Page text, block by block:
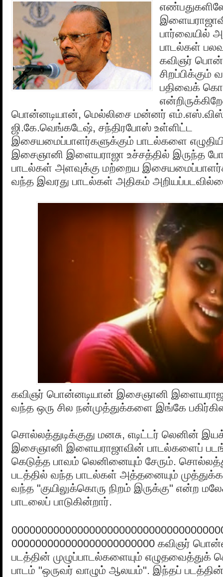
பார்வையில்
பாடல்கள்
கவிஞர்
பதிவைக்
பொன்னடியான், மெல்லிசை மன்னர்
ஜி.கே.வெங்கடேஷ், சந்திரபோஸ் உள்ளிட்ட
இசையமைப்பாளர்களுக்கும் பாடல்களை
இசைஞானி இளையராஜா உச்சத்தில் இருந்த
பாடல்கள் அளவுக்கு மற்றைய
வந்த இவரது பாடல்கள் அதிகம்
கவிஞர் பொன்னடியான் இசைஞானி
வந்த ஒரு சில நன்முத்துக்களை இங்கே
சொல்லத்துடிக்குது மனசு, எடிட்டர் லெனின்
இசைஞானி இளையராஜாவின் பாடல்களைப்
கெடுத்த பாவம் லெனினையும் சேரும்.
படத்தில் வந்த பாடல்கள் அத்தனையும்
வந்த "குயிலுக்கொரு நிறம் இருக்கு" என்ற
பாடலைப் பாடுகின்றார்.
000000000000000000000000 கவிஞர்
படத்தின் முழுப்பாடல்களையும்
பாடம் "ஒருவர் வாழும் ஆலயம்". இந்தப்